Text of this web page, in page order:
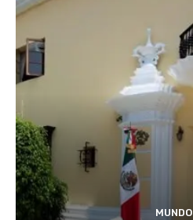
MUNDO